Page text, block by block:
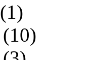
(1)
(10)